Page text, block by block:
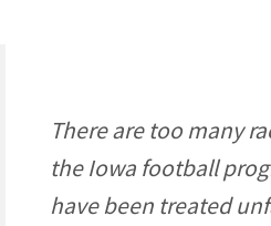
There are too many
the Iowa football
have been treated